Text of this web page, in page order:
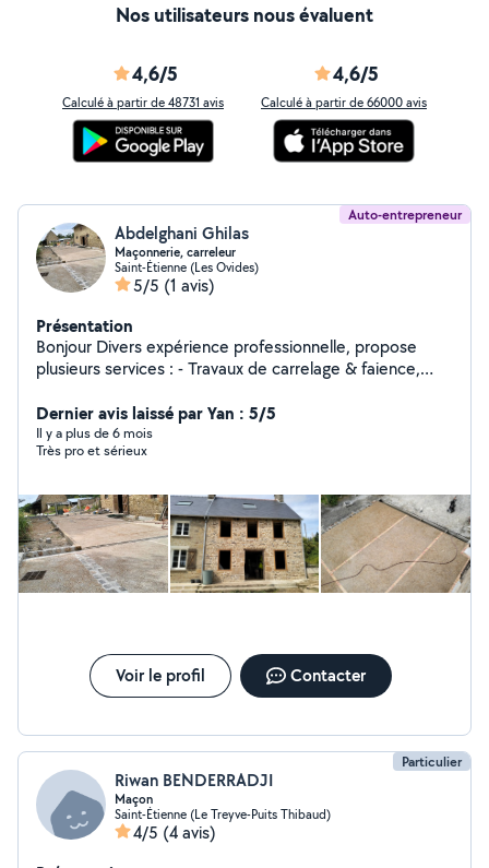
Nos utilisateurs nous évaluent
4,6/5
Calculé à partir de 48731 avis
4,6/5
Calculé à partir de 66000 avis
Auto-entrepreneur
Abdelghani Ghilas
Maçonnerie, carreleur
Saint-Étienne (Les Ovides)
5/5 (1 avis)
Présentation
Bonjour Divers expérience professionnelle, propose
plusieurs services : - Travaux de carrelage & faience,
préparation des support ont béton, réagréage - Travaux
de peinture intérieure extérieur - Travaux plâtrier : pose
de cloisons - Travaux d'électricité - Toutes travaux de
Dernier avis laissé par Yan : 5/5
Il y a plus de 6 mois
Très pro et sérieux
Voir le profil Contacter
Particulier
Riwan BENDERRADJI
Maçon
Saint-Étienne (Le Treyve-Puits Thibaud)
4/5 (4 avis)